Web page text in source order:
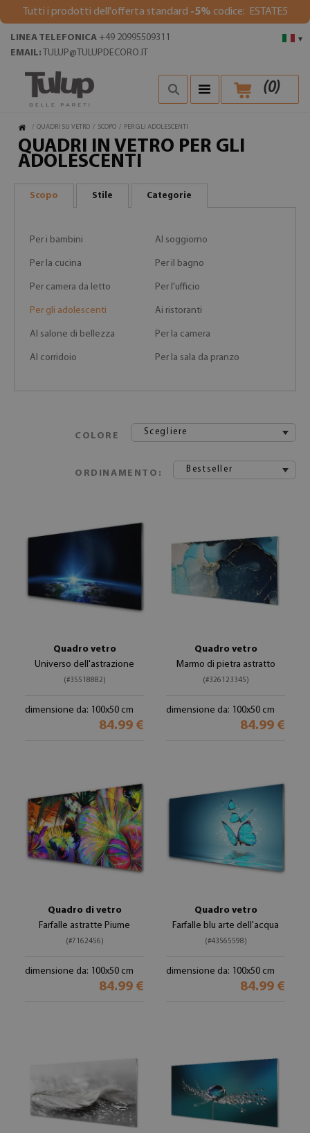
Tutti i prodotti dell'offerta standard -5% codice: ESTATE5
▾
LINEA TELEFONICA +49 20995509311
EMAIL: TULUP@TULUPDECORO.IT
(0)
/ QUADRI SU VETRO / SCOPO / PER GLI ADOLESCENTI
QUADRI IN VETRO PER GLI
ADOLESCENTI
Scopo Stile Categorie
Per i bambini Al soggiorno
Per la cucina Per il bagno
Per camera da letto Per l'ufficio
Per gli adolescenti Ai ristoranti
Al salone di bellezza Per la camera
Al corridoio Per la sala da pranzo
COLORE Scegliere
ORDINAMENTO: Bestseller
Quadro vetro
Universo dell'astrazione
(#35518882)
dimensione da: 100x50 cm
84.99 €
Quadro vetro
Marmo di pietra astratto
(#326123345)
dimensione da: 100x50 cm
84.99 €
Quadro di vetro
Farfalle astratte Piume
(#7162456)
dimensione da: 100x50 cm
84.99 €
Quadro vetro
Farfalle blu arte dell'acqua
(#43565598)
dimensione da: 100x50 cm
84.99 €